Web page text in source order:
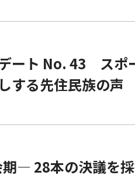
ート No. 43 スポ
する先住民族の声
― 28本の決議を